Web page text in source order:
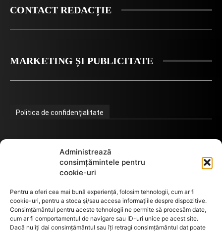
Administrează
consimțămintele pentru
cookie-uri
Pentru a oferi cea mai bună experiență, folosim tehnologii, cum ar fi
cookie-uri, pentru a stoca și/sau accesa informațiile despre dispozitive.
Consimțământul pentru aceste tehnologii ne permite să procesăm date,
cum ar fi comportamentul de navigare sau ID-uri unice pe acest site.
Dacă nu îți dai consimțământul sau îți retragi consimțământul dat poate
CONTACT REDACȚIE
MARKETING ȘI PUBLICITATE
Politica de confidențialitate
Termeni de utilizare
GDPR